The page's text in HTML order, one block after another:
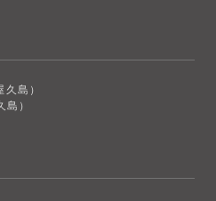
島）
）